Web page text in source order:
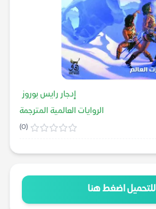
إدجار رايس بوروز
الروايات العالمية المترجمة
(0)
للتحميل اضغط هنا